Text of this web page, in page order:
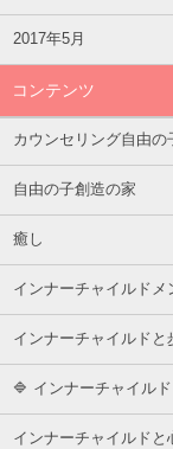
2017年5月
コンテンツ
カウンセリング自由の
自由の子創造の家
癒し
インナーチャイルドメ
インナーチャイルドと
🔷 インナーチャイル
インナーチャイルド